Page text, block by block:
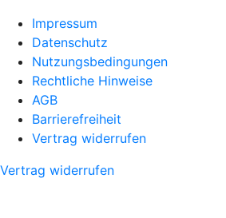
Impressum
Datenschutz
Nutzungsbedingungen
Rechtliche Hinweise
AGB
Barrierefreiheit
Vertrag widerrufen
Vertrag widerrufen